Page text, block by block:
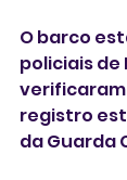
O barco
policiais de
registro
da Guarda